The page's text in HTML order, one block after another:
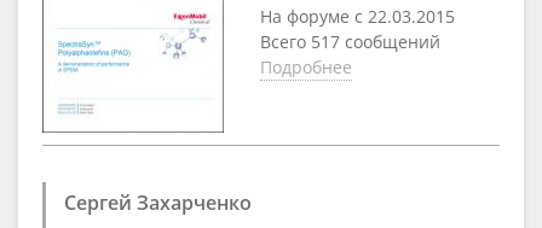
На форуме с 22.03.2015
Всего 517 сообщений
Подробнее
Сергей Захарченко